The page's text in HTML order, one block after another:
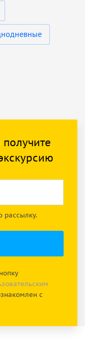
получите
рассылку.
с